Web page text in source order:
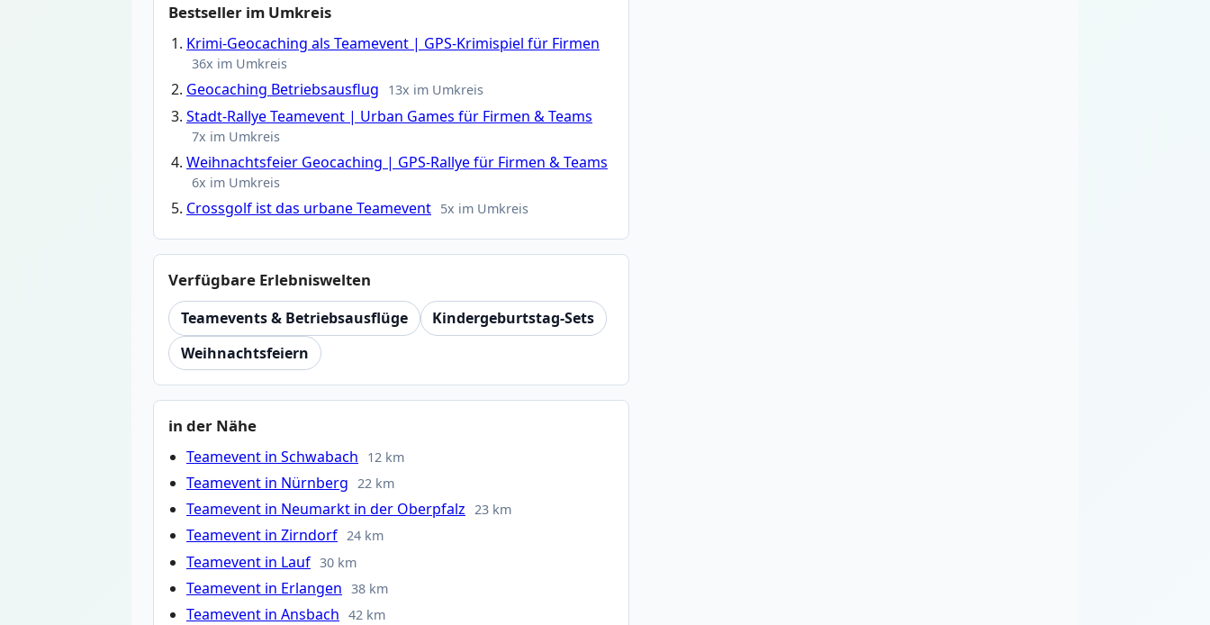
Bestseller im Umkreis
Krimi-Geocaching als Teamevent | GPS-Krimispiel für Firmen
36x im Umkreis
Geocaching Betriebsausflug 13x im Umkreis
Stadt-Rallye Teamevent | Urban Games für Firmen & Teams
7x im Umkreis
Weihnachtsfeier Geocaching | GPS-Rallye für Firmen & Teams
6x im Umkreis
Crossgolf ist das urbane Teamevent 5x im Umkreis
Verfügbare Erlebniswelten
Teamevents & Betriebsausflüge
Kindergeburtstag-Sets
Weihnachtsfeiern
in der Nähe
Teamevent in Schwabach 12 km
Teamevent in Nürnberg 22 km
Teamevent in Neumarkt in der Oberpfalz 23 km
Teamevent in Zirndorf 24 km
Teamevent in Lauf 30 km
Teamevent in Erlangen 38 km
Teamevent in Ansbach 42 km